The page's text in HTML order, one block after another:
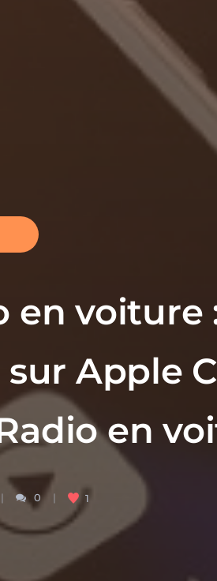
en
Apple
en
0 1